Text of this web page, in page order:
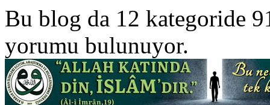
Bu blog da 12 kategoride
yorumu bulunuyor.